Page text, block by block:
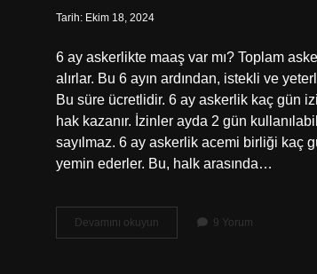
Tarih: Ekim 18, 2024
6 ay askerlikte maaş var mı? Toplam
alırlar. Bu 6 ayın ardından, istekli ve
Bu süre ücretlidir. 6 ay askerlik kaç gün
hak kazanır. İzinler ayda 2 gün
sayılmaz. 6 ay askerlik acemi birliği kaç
yemin ederler. Bu, halk arasında…
Devamını okuyun
Ay
9 Yorum